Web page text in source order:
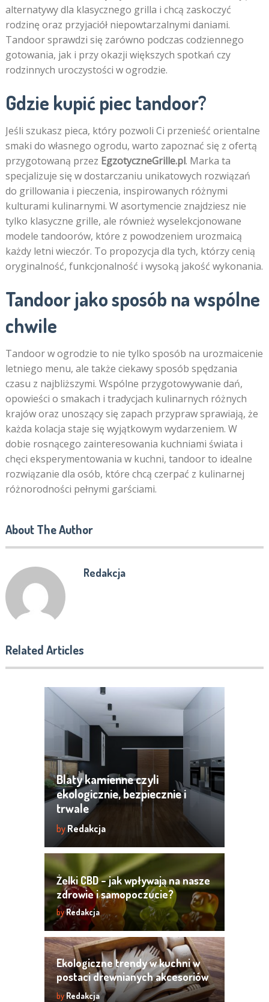
alternatywy dla klasycznego grilla i chcą zaskoczyć
rodzinę oraz przyjaciół niepowtarzalnymi daniami.
Tandoor sprawdzi się zarówno podczas codziennego
gotowania, jak i przy okazji większych spotkań czy
rodzinnych uroczystości w ogrodzie.
Gdzie kupić piec tandoor?
Jeśli szukasz pieca, który pozwoli Ci przenieść orientalne
smaki do własnego ogrodu, warto zapoznać się z ofertą
przygotowaną przez EgzotyczneGrille.pl. Marka ta
specjalizuje się w dostarczaniu unikatowych rozwiązań
do grillowania i pieczenia, inspirowanych różnymi
kulturami kulinarnymi. W asortymencie znajdziesz nie
tylko klasyczne grille, ale również wyselekcjonowane
modele tandoorów, które z powodzeniem urozmaicą
każdy letni wieczór. To propozycja dla tych, którzy cenią
oryginalność, funkcjonalność i wysoką jakość wykonania.
Tandoor jako sposób na wspólne
chwile
Tandoor w ogrodzie to nie tylko sposób na urozmaicenie
letniego menu, ale także ciekawy sposób spędzania
czasu z najbliższymi. Wspólne przygotowywanie dań,
opowieści o smakach i tradycjach kulinarnych różnych
krajów oraz unoszący się zapach przypraw sprawiają, że
każda kolacja staje się wyjątkowym wydarzeniem. W
dobie rosnącego zainteresowania kuchniami świata i
chęci eksperymentowania w kuchni, tandoor to idealne
rozwiązanie dla osób, które chcą czerpać z kulinarnej
różnorodności pełnymi garściami.
About The Author
Redakcja
Related Articles
Blaty kamienne czyli
ekologicznie, bezpiecznie i
trwale
by Redakcja
Żelki CBD – jak wpływają na nasze
zdrowie i samopoczucie?
byRedakcja
Ekologiczne trendy w kuchni w
postaci drewnianych akcesoriów
kuchennych
by Redakcja